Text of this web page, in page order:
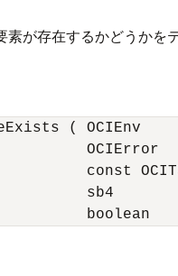
素が存在するかどうかを
(
OCIError
const
sb4
boolean